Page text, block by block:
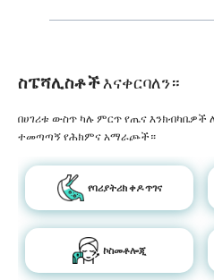
ስፔሻሊስቶችእናቀርባለን።
በሀገሪቱ ውስጥ ካሉ ምርጥ የጤና
ተመጣጣኝ የሕክምና አማራጮች።
የባሪያትሪክ ቀዶ ጥገና
ኮስመቶሎጂ